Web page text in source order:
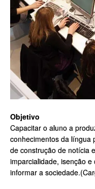
Objetivo
Capacitar o aluno a
conhecimentos da língua
de construção de notícia
imparcialidade, isenção
informar a